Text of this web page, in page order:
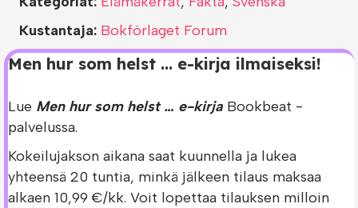
Men hur som helst … e-kirja ilmaiseksi!
Lue Men hur som helst … e-kirja Bookbeat -
palvelussa.
Kokeilujakson aikana saat kuunnella ja lukea
yhteensä 20 tuntia, minkä jälkeen tilaus maksaa
alkaen 10,99 €/kk. Voit lopettaa tilauksen milloin
Kustantaja: Bokförlaget Forum